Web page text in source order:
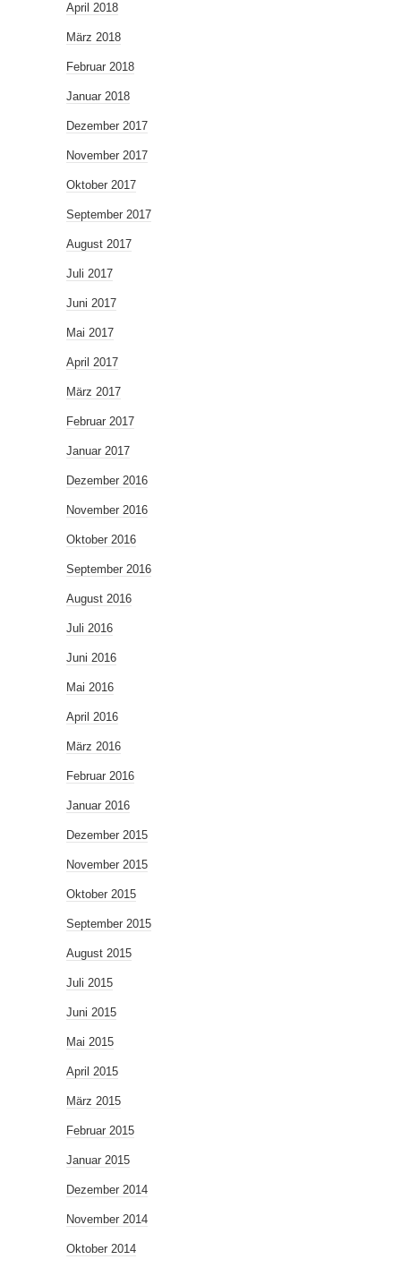
April 2018
März 2018
Februar 2018
Januar 2018
Dezember 2017
November 2017
Oktober 2017
September 2017
August 2017
Juli 2017
Juni 2017
Mai 2017
April 2017
März 2017
Februar 2017
Januar 2017
Dezember 2016
November 2016
Oktober 2016
September 2016
August 2016
Juli 2016
Juni 2016
Mai 2016
April 2016
März 2016
Februar 2016
Januar 2016
Dezember 2015
November 2015
Oktober 2015
September 2015
August 2015
Juli 2015
Juni 2015
Mai 2015
April 2015
März 2015
Februar 2015
Januar 2015
Dezember 2014
November 2014
Oktober 2014